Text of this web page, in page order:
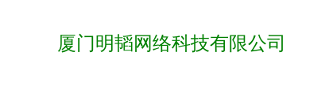
厦门明韬网络科技有限公司